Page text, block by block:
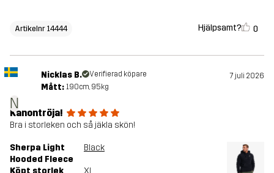
Artikelnr 14444 Hjälpsamt? 0
N
Nicklas B. Verifierad köpare 7 juli 2026
Mått: 190cm, 95kg
Kanontröja!
Bra i storleken och så jäkla skön!
Sherpa Light
Hooded Fleece
Black
Köpt storlek XL